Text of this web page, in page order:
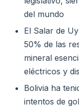
del mundo
El Salar de
50% de las
mineral
eléctricos y
Bolivia ha
intentos de